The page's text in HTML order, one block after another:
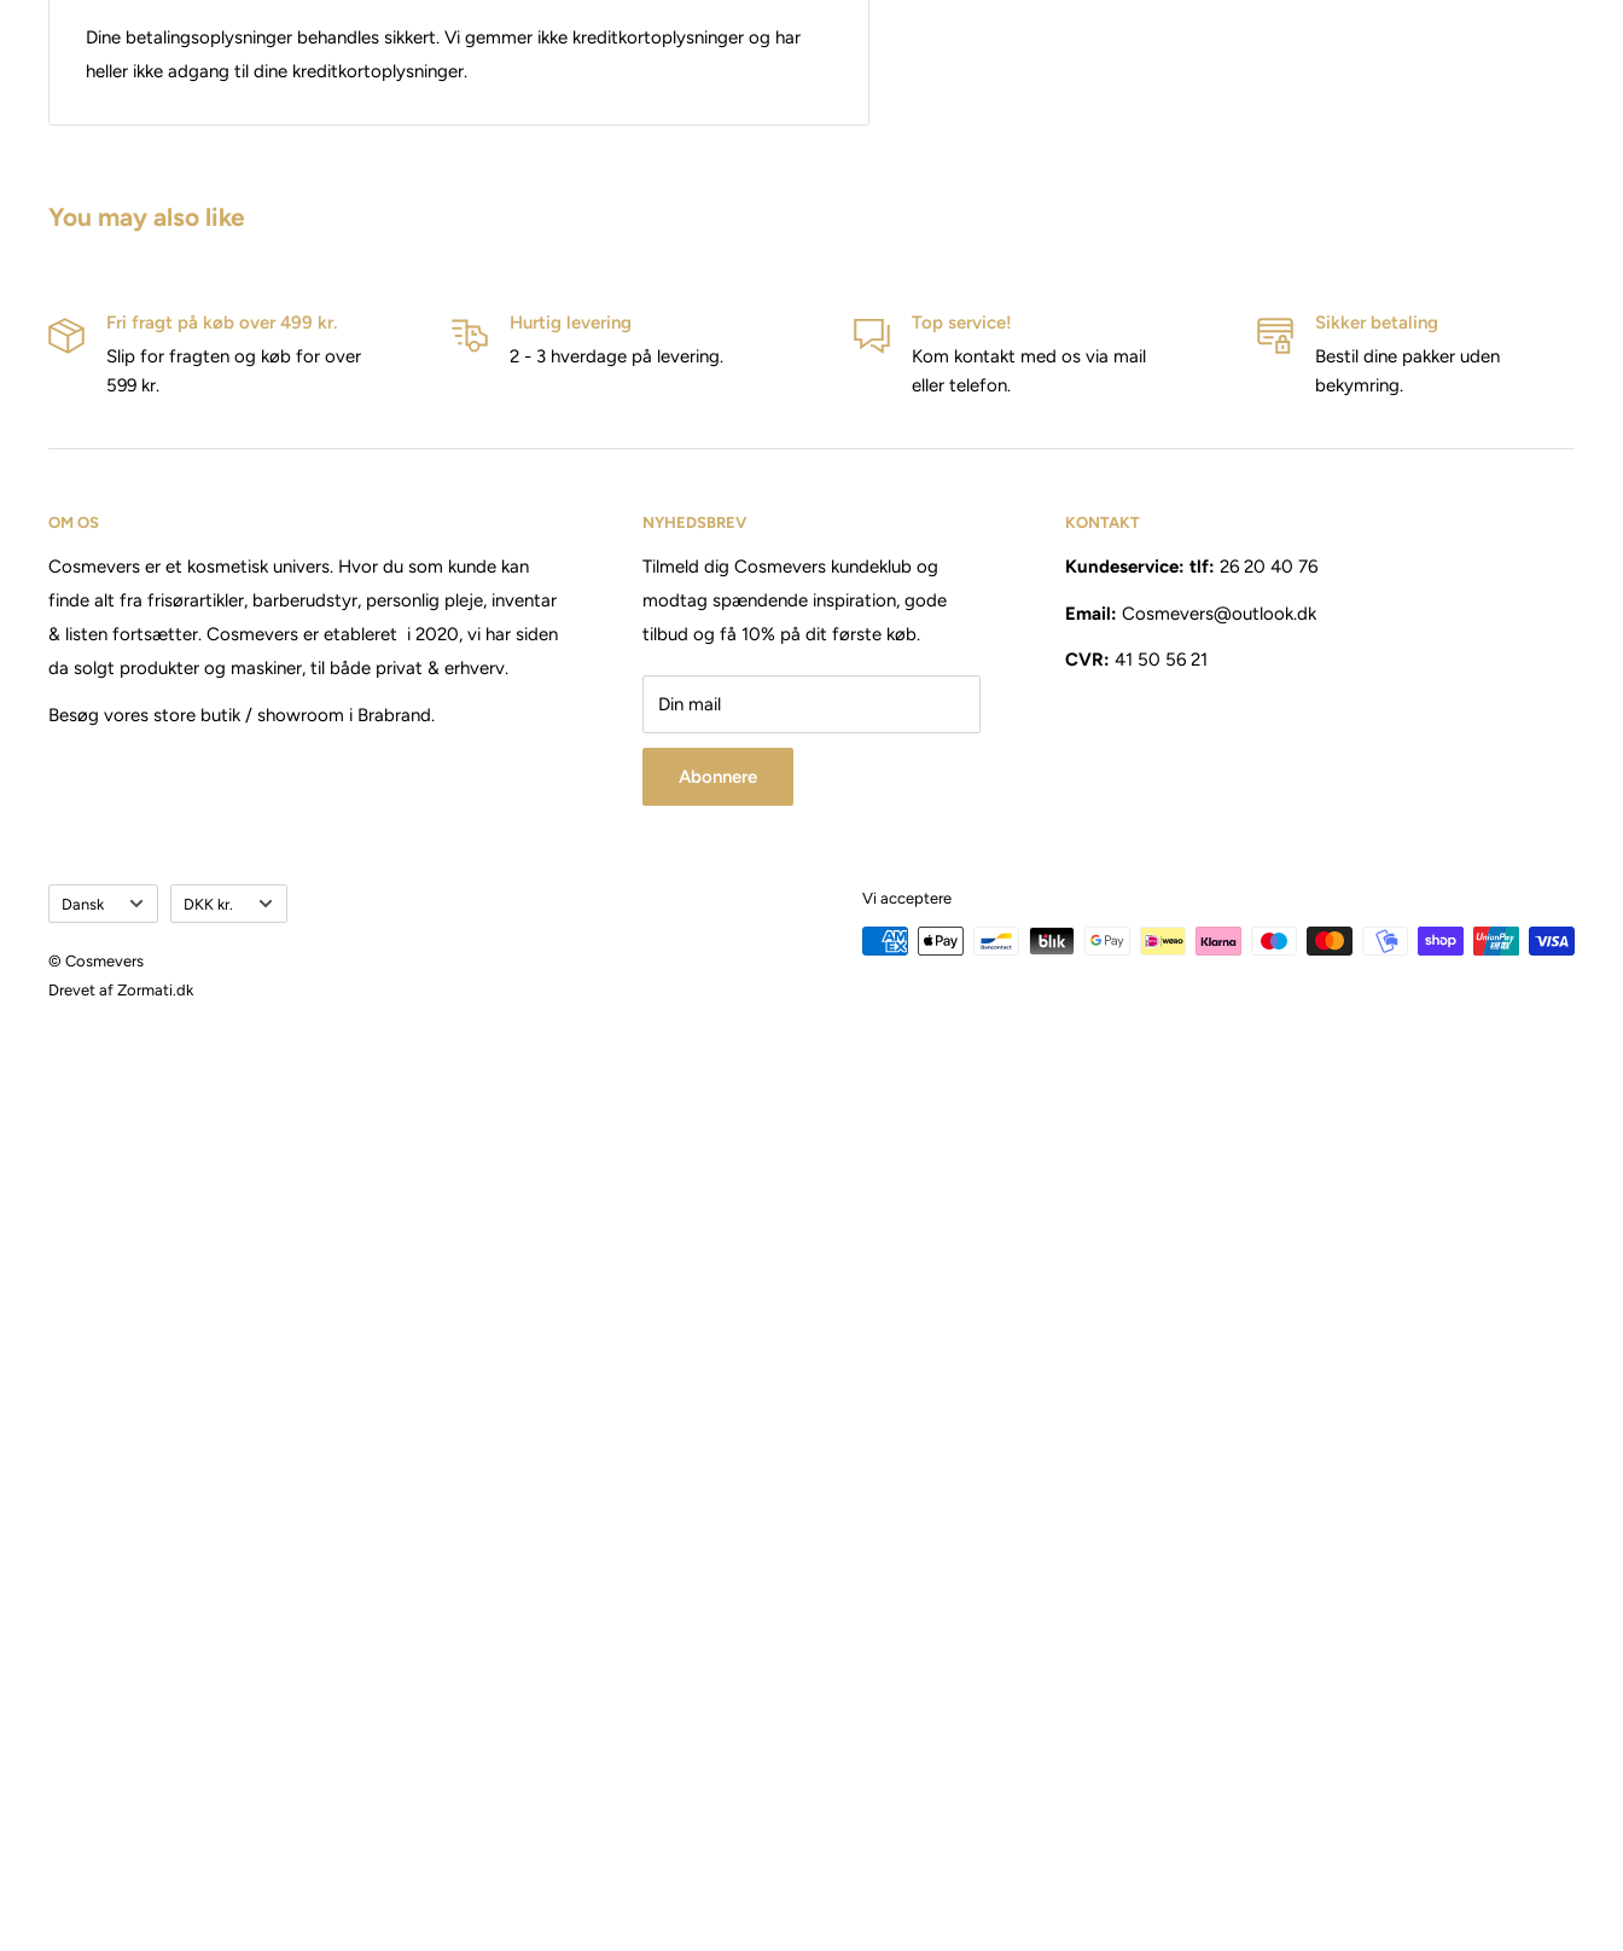
Dine betalingsoplysninger behandles sikkert. Vi gemmer ikke kreditkortoplysninger og har
heller ikke adgang til dine kreditkortoplysninger.
You may also like
Fri fragt på køb over 499 kr.
Slip for fragten og køb for over
599 kr.
Hurtig levering
2 - 3 hverdage på levering.
Top service!
Kom kontakt med os via mail
eller telefon.
Sikker betaling
Bestil dine pakker uden
bekymring.
OM OS
Cosmevers er et kosmetisk univers. Hvor du som kunde kan
finde alt fra frisørartikler, barberudstyr, personlig pleje, inventar
& listen fortsætter. Cosmevers er etableret i 2020, vi har siden
da solgt produkter og maskiner, til både privat & erhverv.
Besøg vores store butik / showroom i Brabrand.
NYHEDSBREV
Tilmeld dig Cosmevers kundeklub og
modtag spændende inspiration, gode
tilbud og få 10% på dit første køb.
Din mail
Abonnere
KONTAKT
Kundeservice: tlf: 26 20 40 76
Email: Cosmevers@outlook.dk
CVR: 41 50 56 21
Sprog
Dansk Valuta
DKK kr.
© Cosmevers
Drevet af Zormati.dk
Vi acceptere